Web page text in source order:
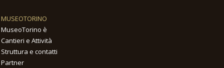
MUSEOTORINO
MuseoTorino è
Cantieri e Attività
Struttura e contatti
Partner